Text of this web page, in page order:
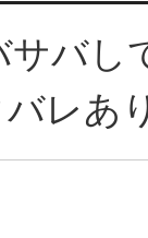
バし
バレあ